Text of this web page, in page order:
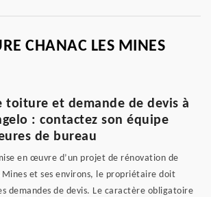
CHANAC LES MINES
toiture et demande de devis à
: contactez son équipe
de bureau
en œuvre d’un projet de rénovation de
Mines et ses environs, le propriétaire doit
demandes de devis. Le caractère obligatoire